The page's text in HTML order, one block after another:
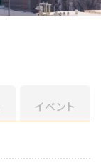
イベント